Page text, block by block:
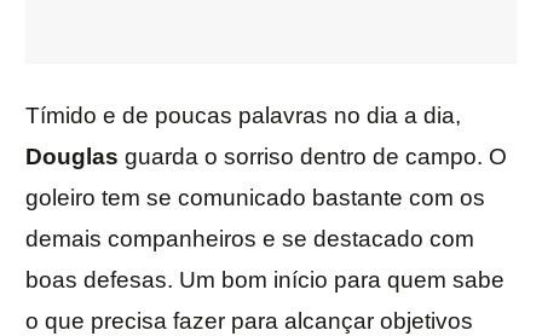
Tímido e de poucas palavras no dia a dia,
Douglas guarda o sorriso dentro de campo. O
goleiro tem se comunicado bastante com os
demais companheiros e se destacado com
boas defesas. Um bom início para quem sabe
o que precisa fazer para alcançar objetivos